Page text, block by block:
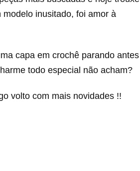
inusitado, foi amor à
capa em crochê parando antes
todo especial não acham?
volto com mais novidades !!